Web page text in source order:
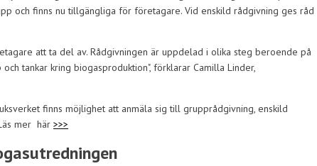
och finns nu tillgängliga för företagare. Vid enskild rådgivning ges råd
att ta del av. Rådgivningen är uppdelad i olika steg beroende på
tankar kring biogasproduktion", förklarar Camilla Linder,
finns möjlighet att anmäla sig till grupprådgivning, enskild
mer här >>>